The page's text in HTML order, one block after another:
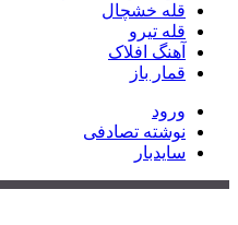
قله خشچال
قله تیرو
آهنگ افلاک
قمار باز
ورود
نوشته تصادفی
سایدبار